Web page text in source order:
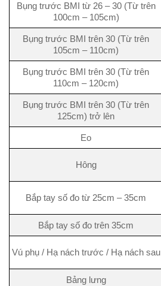
Bụng trước BMI từ 26 – 30 (Từ trên
100cm – 105cm)
Bụng trước BMI trên 30 (Từ trên
105cm – 110cm)
Bụng trước BMI trên 30 (Từ trên
110cm – 120cm)
Bụng trước BMI trên 30 (Từ trên
125cm) trở lên
Eo
Hông
Bắp tay số đo từ 25cm – 35cm
Bắp tay số đo trên 35cm
Vú phụ / Hạ nách trước / Hạ nách sau
Bảng lưng